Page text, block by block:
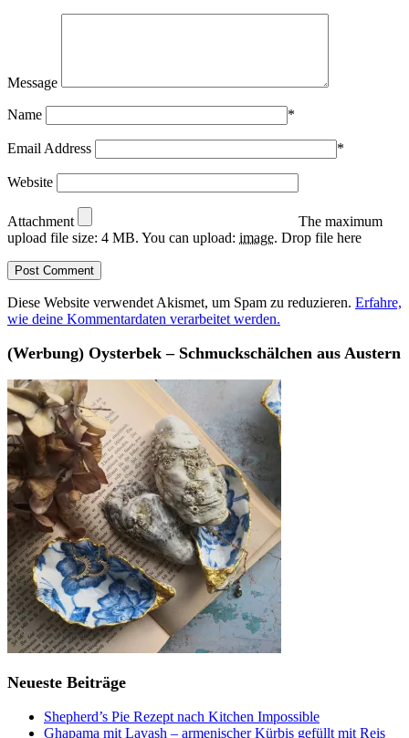
Message
Name *
Email Address *
Website
Attachment
The maximum
upload file size: 4 MB. You can upload: image. Drop file here
Diese Website verwendet Akismet, um Spam zu reduzieren. Erfahre,
wie deine Kommentardaten verarbeitet werden.
(Werbung) Oysterbek – Schmuckschälchen aus Austern
Neueste Beiträge
Shepherd’s Pie Rezept nach Kitchen Impossible
Ghapama mit Lavash – armenischer Kürbis gefüllt mit Reis